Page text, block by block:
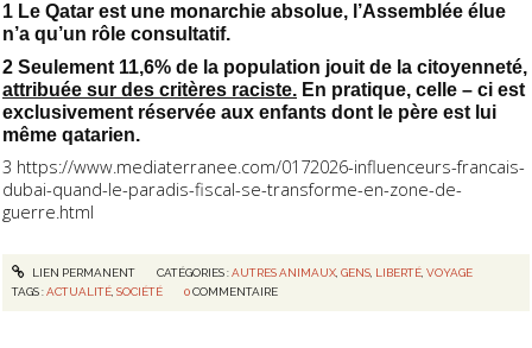
1 Le Qatar est une monarchie absolue, l’Assemblée élue
n’a qu’un rôle consultatif.
2 Seulement 11,6% de la population jouit de la citoyenneté,
attribuée sur des critères raciste. En pratique, celle – ci est
exclusivement réservée aux enfants dont le père est lui
même qatarien.
3 https://www.mediaterranee.com/0172026-influenceurs-francais-
dubai-quand-le-paradis-fiscal-se-transforme-en-zone-de-
guerre.html
LIEN PERMANENT CATÉGORIES :AUTRES ANIMAUX, GENS, LIBERTÉ, VOYAGE
TAGS :ACTUALITÉ,SOCIÉTÉ 0 COMMENTAIRE